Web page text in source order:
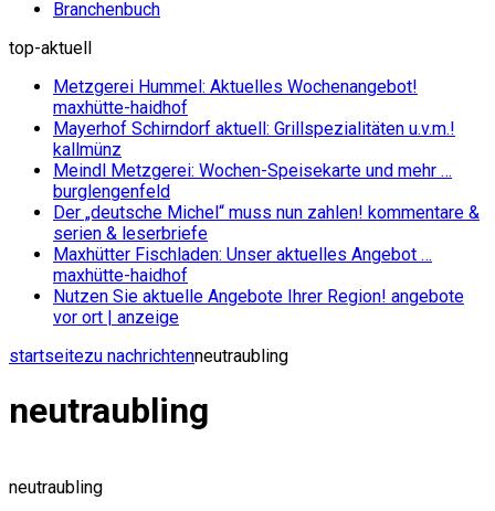
Branchenbuch
top-aktuell
Metzgerei Hummel: Aktuelles Wochenangebot!
maxhütte-haidhof
Mayerhof Schirndorf aktuell: Grillspezialitäten u.v.m.!
kallmünz
Meindl Metzgerei: Wochen-Speisekarte und mehr …
burglengenfeld
Der „deutsche Michel“ muss nun zahlen! kommentare &
serien & leserbriefe
Maxhütter Fischladen: Unser aktuelles Angebot …
maxhütte-haidhof
Nutzen Sie aktuelle Angebote Ihrer Region! angebote
vor ort | anzeige
startseitezu nachrichtenneutraubling
neutraubling
neutraubling